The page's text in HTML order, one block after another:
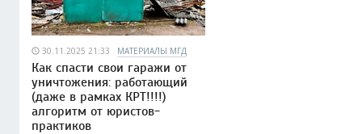
30.11.2025 21:33 МАТЕРИАЛЫ МГД
Как спасти свои гаражи от
уничтожения: работающий
(даже в рамках КРТ!!!!)
алгоритм от юристов-
практиков